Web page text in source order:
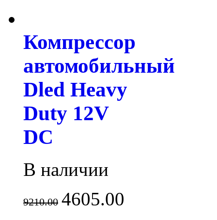
Компрессор
автомобильный
Dled Heavy
Duty 12V
DC
В наличии
9210.00 4605.00